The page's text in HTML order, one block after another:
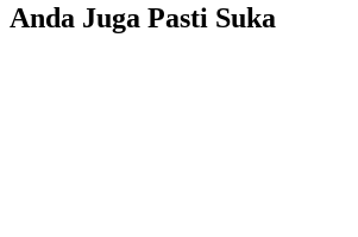
Anda Juga Pasti Suka